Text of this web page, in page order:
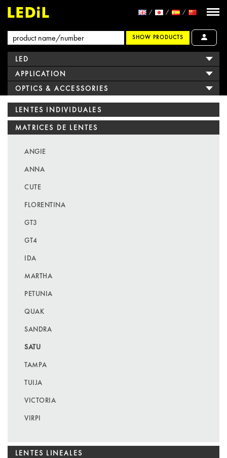
SHOW PRODUCTS
LED
APPLICATION
OPTICS & ACCESSORIES
LENTES INDIVIDUALES
MATRICES DE LENTES
ANGIE
ANNA
CUTE
FLORENTINA
GT3
GT4
IDA
MARTHA
PETUNIA
QUAK
SANDRA
SATU
TAMPA
TUIJA
VICTORIA
VIRPI
LENTES LINEALES